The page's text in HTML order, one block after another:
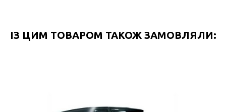
ІЗ ЦИМ ТОВАРОМ ТАКОЖ ЗАМОВЛЯЛИ: